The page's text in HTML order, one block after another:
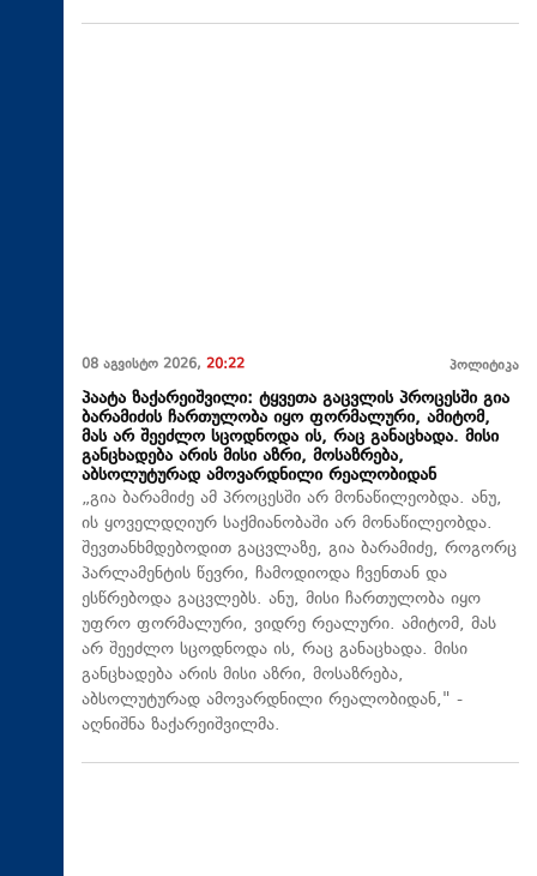
08 აგვისტო 2026, 20:22 პოლიტიკა
პაატა ზაქარეიშვილი: ტყვეთა გაცვლის პროცესში გია
ბარამიძის ჩართულობა იყო ფორმალური, ამიტომ,
მას არ შეეძლო სცოდნოდა ის, რაც განაცხადა. მისი
განცხადება არის მისი აზრი, მოსაზრება,
აბსოლუტურად ამოვარდნილი რეალობიდან
„გია ბარამიძე ამ პროცესში არ მონაწილეობდა. ანუ,
ის ყოველდღიურ საქმიანობაში არ მონაწილეობდა.
შევთანხმდებოდით გაცვლაზე, გია ბარამიძე, როგორც
პარლამენტის წევრი, ჩამოდიოდა ჩვენთან და
ესწრებოდა გაცვლებს. ანუ, მისი ჩართულობა იყო
უფრო ფორმალური, ვიდრე რეალური. ამიტომ, მას
არ შეეძლო სცოდნოდა ის, რაც განაცხადა. მისი
განცხადება არის მისი აზრი, მოსაზრება,
აბსოლუტურად ამოვარდნილი რეალობიდან," -
აღნიშნა ზაქარეიშვილმა.